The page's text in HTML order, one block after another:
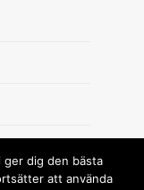
dig den bästa
att använda